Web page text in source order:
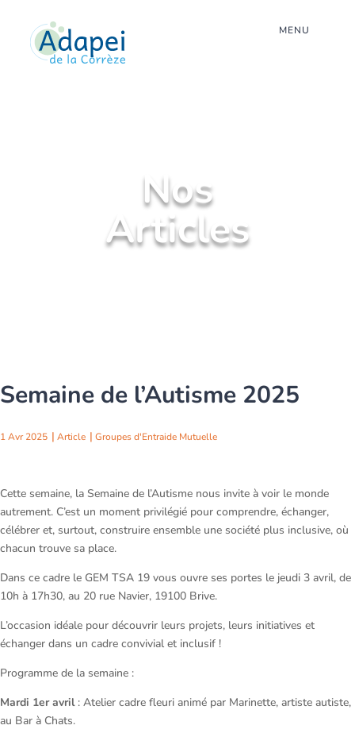
MENU
Nos
Articles
Semaine de l’Autisme 2025
1 Avr 2025 Article Groupes d'Entraide Mutuelle
Cette semaine, la Semaine de l’Autisme nous invite à voir le monde
autrement. C’est un moment privilégié pour comprendre, échanger,
célébrer et, surtout, construire ensemble une société plus inclusive, où
chacun trouve sa place.
Dans ce cadre le GEM TSA 19 vous ouvre ses portes le jeudi 3 avril, de
10h à 17h30, au 20 rue Navier, 19100 Brive.
L’occasion idéale pour découvrir leurs projets, leurs initiatives et
échanger dans un cadre convivial et inclusif !
Programme de la semaine :
Mardi 1er avril : Atelier cadre fleuri animé par Marinette, artiste autiste,
au Bar à Chats.